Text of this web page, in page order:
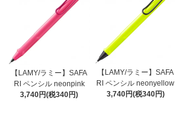
【LAMY/ラミー】SAFA
RI ペンシル neonpink
3,740円(税340円)
【LAMY/ラミー】SAFA
RI ペンシル neonyellow
3,740円(税340円)